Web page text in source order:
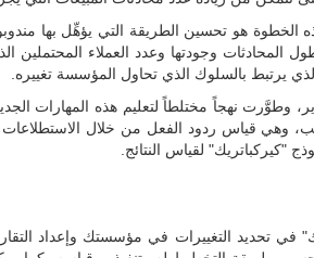
هو تحسين الطريقة التي يؤهِّل بها مندوبو
المحادثات وجودتها وعدد العملاء المحتملين
يرتبط بالسلوك الذي تحاول المؤسسة تغييره.
وطوَّرت نهجاً مختلطاً لتعليم هذه المهارات
وهي قياس ردود الفعل من خلال الاستطلاعات
"كيركباتريك" لقياس النتائج.
في تحديد التغييرات في مؤسستك وإعداد